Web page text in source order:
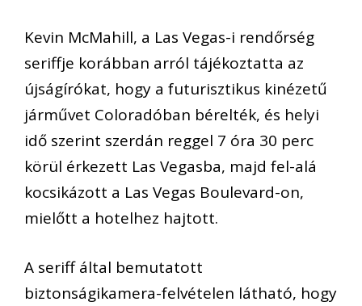
Kevin McMahill, a Las Vegas-i rendőrség
seriffje korábban arról tájékoztatta az
újságírókat, hogy a futurisztikus kinézetű
járművet Coloradóban bérelték, és helyi
idő szerint szerdán reggel 7 óra 30 perc
körül érkezett Las Vegasba, majd fel-alá
kocsikázott a Las Vegas Boulevard-on,
mielőtt a hotelhez hajtott.
A seriff által bemutatott
biztonságikamera-felvételen látható, hogy